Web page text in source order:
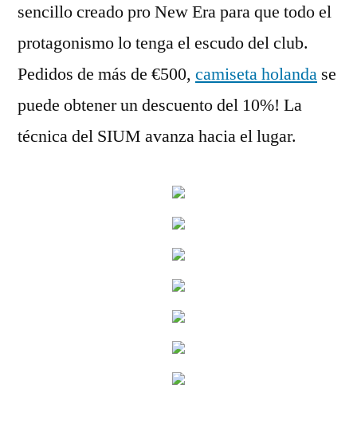
sencillo creado pro New Era para que todo el
protagonismo lo tenga el escudo del club.
Pedidos de más de €500, camiseta holanda se
puede obtener un descuento del 10%! La
técnica del SIUM avanza hacia el lugar.